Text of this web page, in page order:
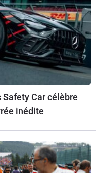
Car célèbre
inédite